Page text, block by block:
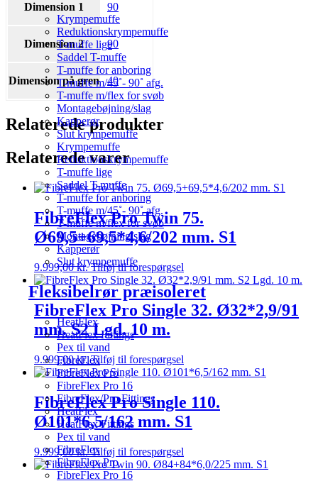
Krympemuffe
Reduktionskrympemuffe
T-muffe lige
Saddel T-muffe
T-muffe for anboring
T-muffe m/45˚- 90˚ afg.
T-muffe m/flex for svøb
Montagebøjning/slag
Kapperør
Slut krympemuffe
Krympemuffe
Reduktionskrympemuffe
T-muffe lige
Saddel T-muffe
T-muffe for anboring
T-muffe m/45˚- 90˚ afg.
T-muffe m/flex for svøb
Montagebøjning/slag
Kapperør
Slut krympemuffe
Fleksibelrør præisoleret
HeatFlex
HeatFlex Fittings
Pex til vand
FibreFlex
FibreFlex Pro
FibreFlex Pro 16
FibreFlex/Pro Fittings
HeatFlex
HeatFlex Fittings
Pex til vand
FibreFlex
FibreFlex Pro
FibreFlex Pro 16
Dimension 1 90
Dimension 2 90
Dimension på gren 40
Relaterede produkter
Relaterede varer
FibreFlex Pro Twin 75.
Ø69,5+69,5*4,6/202 mm. S1
9.999,00kr. Tilføj til forespørgsel
FibreFlex Pro Single 32. Ø32*2,9/91
mm. S2 Lgd. 10 m.
9.999,00kr. Tilføj til forespørgsel
FibreFlex Pro Single 110.
Ø101*6,5/162 mm. S1
9.999,00kr. Tilføj til forespørgsel